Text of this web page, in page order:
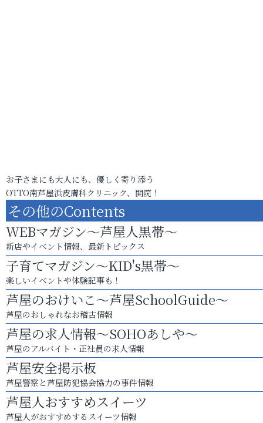
お子さまにも大人にも、優しく寄り添う
OTTO南芦屋浜皮膚科クリニック、開院！
その他のContents
WEBマガジン～芦屋人黒帯～
新店やイベント情報、最新トピックス
子育てマガジン～KID's黒帯～
楽しいイベントや体験記事も！
芦屋のおけいこ～芦屋SchoolGuide～
芦屋のおしゃれなお稽古情報
芦屋の求人情報～SOHOあしや～
芦屋のアルバイト・正社員の求人情報
芦屋安全掲示板
芦屋警察と芦屋防犯協会協力の事件情報
芦屋人おすすめスイーツ
芦屋人がおすすめするスイーツ情報